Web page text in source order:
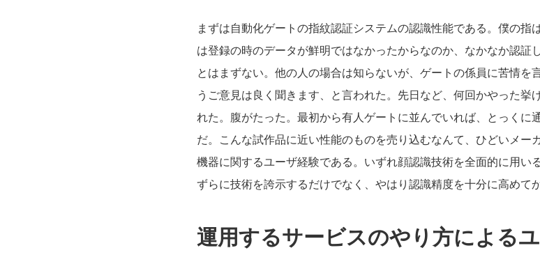
まずは自動化ゲートの指紋認証システムの認識性能である。僕の指
は登録の時のデータが鮮明ではなかったからなのか、なかなか認証
とはまずない。他の人の場合は知らないが、ゲートの係員に苦情を
うご意見は良く聞きます、と言われた。先日など、何回かやった挙
れた。腹がたった。最初から有人ゲートに並んでいれば、とっくに
だ。こんな試作品に近い性能のものを売り込むなんて、ひどいメー
機器に関するユーザ経験である。いずれ顔認識技術を全面的に用い
ずらに技術を誇示するだけでなく、やはり認識精度を十分に高めて
運用するサービスのやり方による